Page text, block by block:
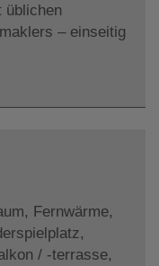
üblichen
– einseitig
Fernwärme
/ -terrasse